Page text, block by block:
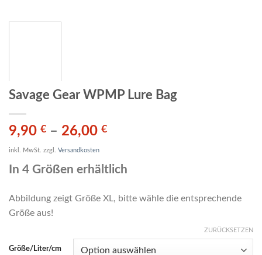
Savage Gear WPMP Lure Bag
9,90 € – 26,00 €
inkl. MwSt. zzgl. Versandkosten
In 4 Größen erhältlich
Abbildung zeigt Größe XL, bitte wähle die entsprechende
Größe aus!
Größe/Liter/cm
ZURÜCKSETZEN